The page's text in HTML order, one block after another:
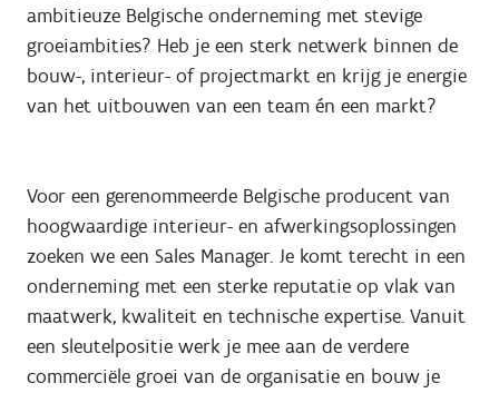
ambitieuze Belgische onderneming met stevige
groeiambities? Heb je een sterk netwerk binnen de
bouw-, interieur- of projectmarkt en krijg je energie
van het uitbouwen van een team én een markt?
Voor een gerenommeerde Belgische producent van
hoogwaardige interieur- en afwerkingsoplossingen
zoeken we een Sales Manager. Je komt terecht in een
onderneming met een sterke reputatie op vlak van
maatwerk, kwaliteit en technische expertise. Vanuit
een sleutelpositie werk je mee aan de verdere
commerciële groei van de organisatie en bouw je